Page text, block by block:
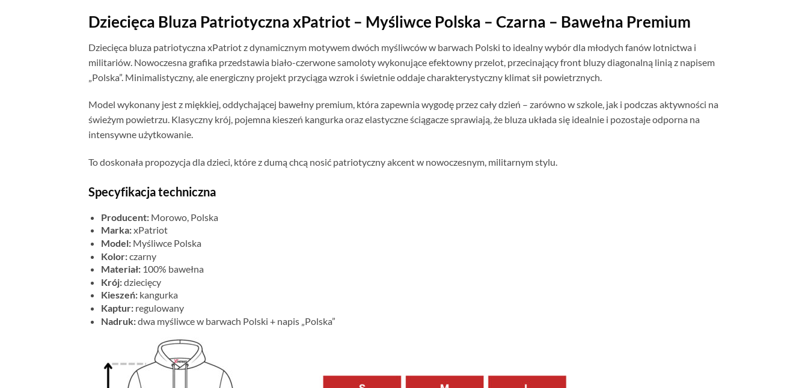
Dziecięca Bluza Patriotyczna xPatriot – Myśliwce Polska – Czarna – Bawełna Premium
Dziecięca bluza patriotyczna xPatriot z dynamicznym motywem dwóch myśliwców w barwach Polski to idealny wybór dla młodych fanów lotnictwa i
militariów. Nowoczesna grafika przedstawia biało-czerwone samoloty wykonujące efektowny przelot, przecinający front bluzy diagonalną linią z napisem
„Polska”. Minimalistyczny, ale energiczny projekt przyciąga wzrok i świetnie oddaje charakterystyczny klimat sił powietrznych.
Model wykonany jest z miękkiej, oddychającej bawełny premium, która zapewnia wygodę przez cały dzień – zarówno w szkole, jak i podczas aktywności na
świeżym powietrzu. Klasyczny krój, pojemna kieszeń kangurka oraz elastyczne ściągacze sprawiają, że bluza układa się idealnie i pozostaje odporna na
intensywne użytkowanie.
To doskonała propozycja dla dzieci, które z dumą chcą nosić patriotyczny akcent w nowoczesnym, militarnym stylu.
Specyfikacja techniczna
Producent:Morowo, Polska
Marka:xPatriot
Model:Myśliwce Polska
Kolor:czarny
Materiał:100% bawełna
Krój:dziecięcy
Kieszeń:kangurka
Kaptur:regulowany
Nadruk:dwa myśliwce w barwach Polski + napis „Polska”